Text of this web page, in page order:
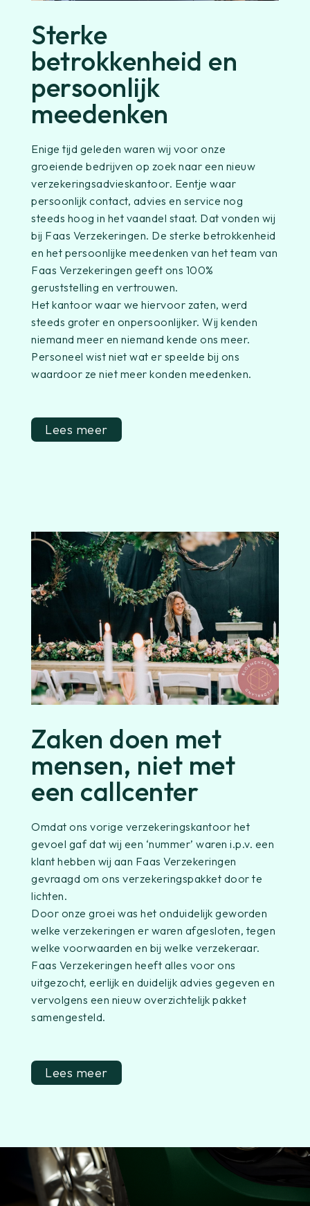
Sterke
betrokkenheid en
persoonlijk
meedenken
Enige tijd geleden waren wij voor onze
groeiende bedrijven op zoek naar een nieuw
verzekeringsadvieskantoor. Eentje waar
persoonlijk contact, advies en service nog
steeds hoog in het vaandel staat. Dat vonden wij
bij Faas Verzekeringen. De sterke betrokkenheid
en het persoonlijke meedenken van het team van
Faas Verzekeringen geeft ons 100%
geruststelling en vertrouwen.
Het kantoor waar we hiervoor zaten, werd
steeds groter en onpersoonlijker. Wij kenden
niemand meer en niemand kende ons meer.
Personeel wist niet wat er speelde bij ons
waardoor ze niet meer konden meedenken.
Lees meer
Zaken doen met
mensen, niet met
een callcenter
Omdat ons vorige verzekeringskantoor het
gevoel gaf dat wij een ‘nummer’ waren i.p.v. een
klant hebben wij aan Faas Verzekeringen
gevraagd om ons verzekeringspakket door te
lichten.
Door onze groei was het onduidelijk geworden
welke verzekeringen er waren afgesloten, tegen
welke voorwaarden en bij welke verzekeraar.
Faas Verzekeringen heeft alles voor ons
uitgezocht, eerlijk en duidelijk advies gegeven en
vervolgens een nieuw overzichtelijk pakket
samengesteld.
Lees meer